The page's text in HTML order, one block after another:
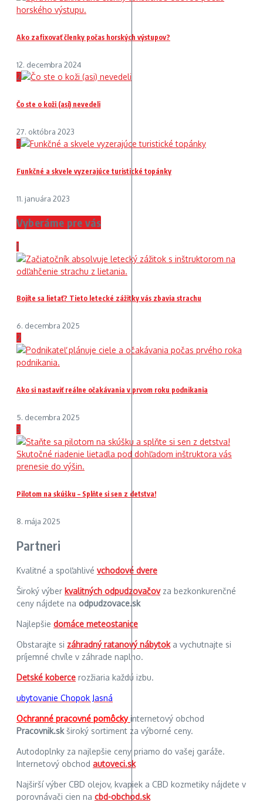
Ako zafixovať členky počas horských výstupov?
12. decembra 2024
2
Čo ste o koži (asi) nevedeli
27. októbra 2023
3
Funkčné a skvele vyzerajúce turistické topánky
11. januára 2023
Vyberáme pre vás
1
Bojíte sa lietať? Tieto letecké zážitky vás zbavia strachu
6. decembra 2025
2
Ako si nastaviť reálne očakávania v prvom roku podnikania
5. decembra 2025
3
Pilotom na skúšku – Splňte si sen z detstva!
8. mája 2025
Partneri
Kvalitné a spoľahlivé vchodové dvere
Široký výber kvalitných odpudzovačovza bezkonkurenčné
ceny nájdete na odpudzovace.sk
Najlepšie domáce meteostanice
Obstarajte si záhradný ratanový nábytoka vychutnajte si
príjemné chvíle v záhrade naplno.
Detské koberce rozžiaria každú izbu.
ubytovanie Chopok Jasná
Ochranné pracovné pomôckyinternetový obchod
Pracovnik.skširoký sortiment za výborné ceny.
Autodoplnky za najlepšie ceny priamo do vašej garáže.
Internetový obchod autoveci.sk
Najširší výber CBD olejov, kvapiek a CBD kozmetiky nájdete v
porovnávači cien na cbd-obchod.sk